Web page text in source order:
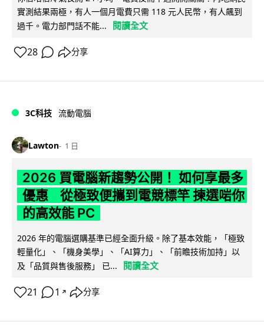
實測結果兩極，有人一個月電費只需 118 元人民幣，有人飆到
過千。電力部門話不能...
閱讀全文
28 分享
3C科技 流動電腦
Lawton 1 日
2026 買電腦新趨勢公開！ 如何享最多
優惠 從極致便攜到電競標竿 揀選啱你
的高效能 PC
2026 年的電腦選購基準已經全面升級。除了基本效能，「極致
輕量化」、「機身美學」、「AI算力」、「前瞻技術加持」以
及「品質與售後服務」 已...
閱讀全文
21 1 ↗ 分享